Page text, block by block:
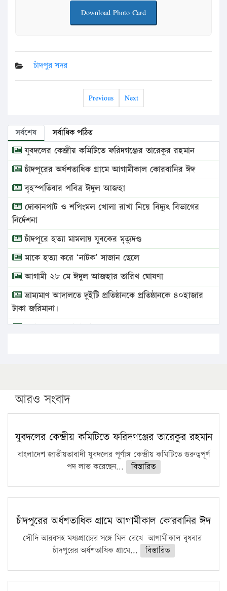
Download Photo Card
চাঁদপুর সদর
Previous Next
সর্বশেষ সর্বাধিক পঠিত
যুবদলের কেন্দ্রীয় কমিটিতে ফরিদগঞ্জের তারেকুর রহমান
চাঁদপুরের অর্ধশতাধিক গ্রামে আগামীকাল কোরবানির ঈদ
বৃহস্পতিবার পবিত্র ঈদুল আজহা
দোকানপাট ও শপিংমল খোলা রাখা নিয়ে বিদ্যুৎ বিভাগের
নির্দেশনা
চাঁদপুরে হত্যা মামলায় যুবকের মৃত্যুদণ্ড
মাকে হত্যা করে ‘নাটক’ সাজান ছেলে
আগামী ২৮ মে ঈদুল আজহার তারিখ ঘোষণা
ভ্রাম্যমাণ আদালতে দুইটি প্রতিষ্ঠানকে প্রতিষ্ঠানকে ৪০হাজার
টাকা জরিমানা।
এবার লঞ্চের ভাড়া বাড়ল
পিএইচডি করছেন কুয়েটের কৃতি…
সারা দেশে বজ্রাঘাতে ১৪ জনের প্রাণহানি
কঠোর হচ্ছে এসএসসি ও এইচএসসি পরীক্ষা
ফরিদগঞ্জে আগুনে পুড়লো ৬ ব্যবসা প্রতিষ্ঠান
আরও সংবাদ
যুবদলের কেন্দ্রীয় কমিটিতে ফরিদগঞ্জের তারেকুর রহমান
বাংলাদেশ জাতীয়তাবাদী যুবদলের পূর্ণাঙ্গ কেন্দ্রীয় কমিটিতে গুরুত্বপূর্ণ
পদ লাভ করেছেন...
বিস্তারিত
চাঁদপুরের অর্ধশতাধিক গ্রামে আগামীকাল কোরবানির ঈদ
সৌদি আরবসহ মধ্যপ্রাচ্যের সঙ্গে মিল রেখে আগামীকাল বুধবার
চাঁদপুরের অর্ধশতাধিক গ্রামে...
বিস্তারিত